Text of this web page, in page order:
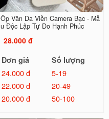
Ốp Vân Da Viền Camera Bạc - Mẫ
u Độc Lập Tự Do Hạnh Phúc
28.000 đ
Đơn giá
Số lượng
24.000 đ
5-19
22.000 đ
20-49
20.000 đ
50-100